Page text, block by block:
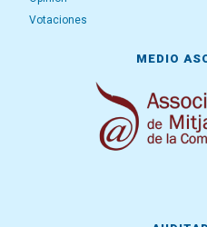
Votaciones
MEDIO